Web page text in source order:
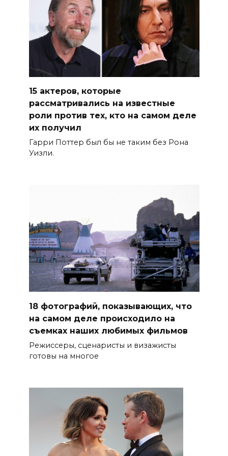
15 актеров, которые
рассматривались на известные
роли против тех, кто на самом деле
их получил
Гарри Поттер был бы не таким без Рона
Уизли.
18 фотографий, показывающих, что
на самом деле происходило на
съемках наших любимых фильмов
Режиссеры, сценаристы и визажисты
готовы на многое